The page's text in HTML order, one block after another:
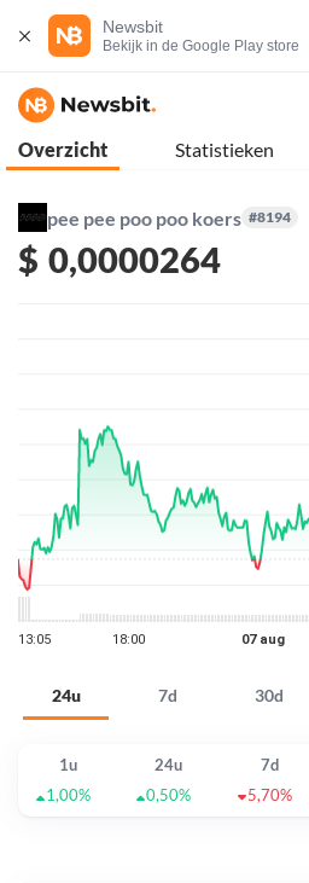
Newsbit
Bekijk in de Google Play store
Overzicht Statistieken
pee pee poo poo koers #8194
$ 0,0000264
24u 7d 30d
1u 24u 7d
1,00%
0,50% 5,70%